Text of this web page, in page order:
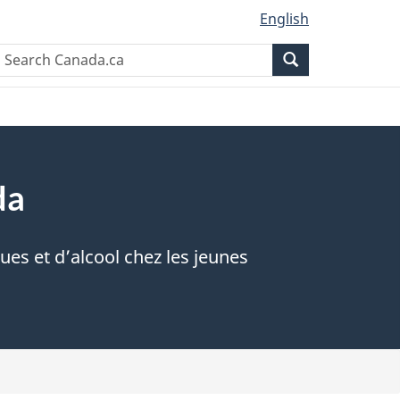
English
Rechercher
et d’alcool chez les jeunes